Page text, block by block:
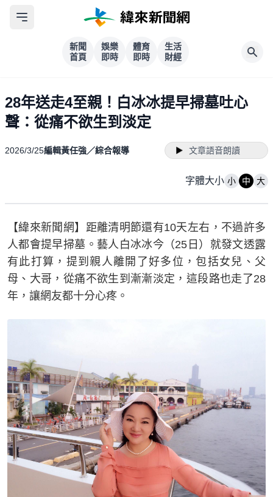
新聞
首頁
娛樂
即時
體育
即時
生活
財經
28年送走4至親！白冰冰提早掃墓吐心
聲：從痛不欲生到淡定
2026/3/25編輯黃任強／綜合報導 文章語音朗讀
字體大小 小 中 大
【緯來新聞網】距離清明節還有10天左右，不過許多
人都會提早掃墓。藝人白冰冰今（25日）就發文透露
有此打算，提到親人離開了好多位，包括女兒、父
母、大哥，從痛不欲生到漸漸淡定，這段路也走了28
年，讓網友都十分心疼。